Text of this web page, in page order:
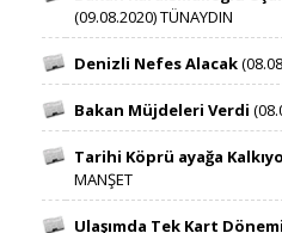
(09.08.2020) TÜNAYDIN​
Denizli Nefes Alacak
Bakan Müjdeleri​ Verdi
Tarihi Köprü ayağa
MANŞET​
Ulaşımda Tek Kart Dönemi​